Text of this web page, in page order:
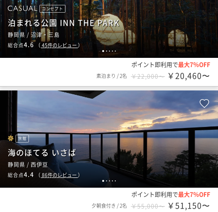
1 2 3 4 5
コンセプト
泊まれる公園 INN THE PARK
静岡県 / 沼津・三島
総合点4.6（ 45件のレビュー ）
ポイント即利用で最大7％OFF
素泊まり /2名 ￥22,000〜 ￥20,460〜
1 2 3 4 5
旅館
海のほてる いさば
静岡県 / 西伊豆
総合点4.4 （ 86件のレビュー ）
ポイント即利用で最大7％OFF
夕朝食付き /2名 ￥55,000〜 ￥51,150〜